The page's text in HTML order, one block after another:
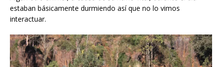
estaban básicamente durmiendo así que no lo vimos
interactuar.